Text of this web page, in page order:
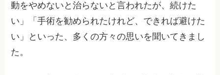
動をやめないと治らないと言われたが、続けた
い」「手術を勧められたけれど、できれば避けた
い」といった、多くの方々の思いを聞いてきまし
た。